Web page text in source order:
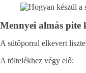
Mennyei almás pite
A sütőporral elkevert
A töltelékhez végy elő: